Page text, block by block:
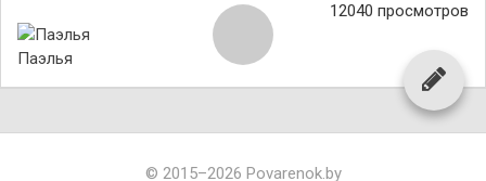
12040 просмотров
Паэлья
© 2015–2026 Povarenok.by